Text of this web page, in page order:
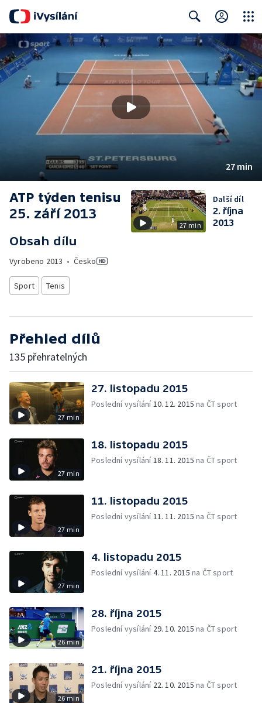
Search Close
27 min
ATP týden tenisu
25. září 2013
Obsah dílu
Vyrobeno 2013 • Česko
Sport Tenis
27 min
Další díl
2. října
2013
Přehled dílů
135 přehratelných
27 min
27. listopadu 2015
Poslední vysílání10. 12. 2015 na ČT sport
27 min
18. listopadu 2015
Poslední vysílání18. 11. 2015 na ČT sport
27 min
11. listopadu 2015
Poslední vysílání11. 11. 2015 na ČT sport
27 min
4. listopadu 2015
Poslední vysílání4. 11. 2015 na ČT sport
26 min
28. října 2015
Poslední vysílání 29. 10. 2015 na ČT sport
26 min
21. října 2015
Poslední vysílání 22. 10. 2015 na ČT sport